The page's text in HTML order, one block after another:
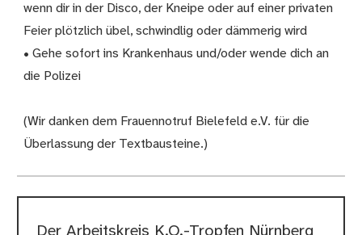
wenn dir in der Disco, der Kneipe oder auf einer privaten
Feier plötzlich übel, schwindlig oder dämmerig wird
• Gehe sofort ins Krankenhaus und/oder wende dich an
die Polizei
(Wir danken dem Frauennotruf Bielefeld e.V. für die
Überlassung der Textbausteine.)
Der Arbeitskreis K.O.-Tropfen Nürnberg